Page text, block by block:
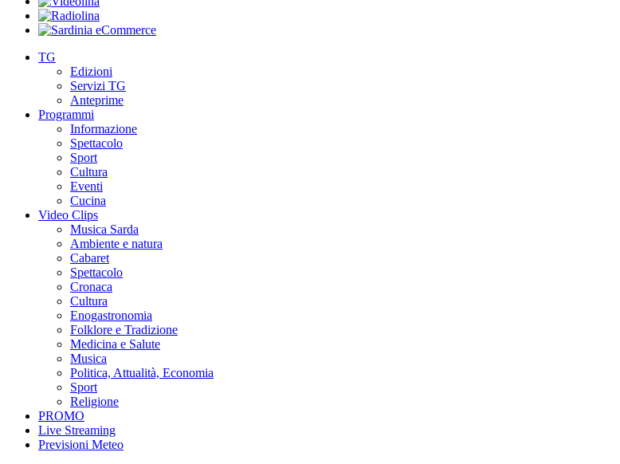
TG
Edizioni
Servizi TG
Anteprime
Programmi
Informazione
Spettacolo
Sport
Cultura
Eventi
Cucina
Video Clips
Musica Sarda
Ambiente e natura
Cabaret
Spettacolo
Cronaca
Cultura
Enogastronomia
Folklore e Tradizione
Medicina e Salute
Musica
Politica, Attualità, Economia
Sport
Religione
PROMO
Live Streaming
Previsioni Meteo